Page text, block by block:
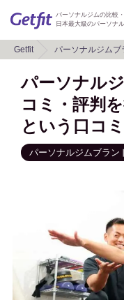
パーソナルジムの比較
日本最大級のパーソナ
Getfit パーソナルジムブ
パーソナル
コミ・評判
という口コ
パーソナルジムブラン